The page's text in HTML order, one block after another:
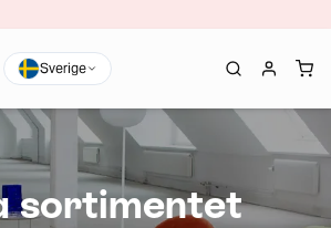
Sverige
sortimentet